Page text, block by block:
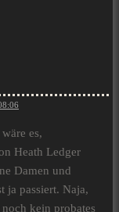
es,
Heath Ledger
Damen und
ja passiert. Naja,
kein probates